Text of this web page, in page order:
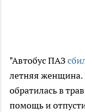
"Автобус ПАЗ
летняя женщина.
обратилась в
помощь и